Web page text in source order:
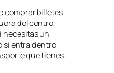
comprar billetes
del centro,
necesitas un
si entra dentro
que tienes.